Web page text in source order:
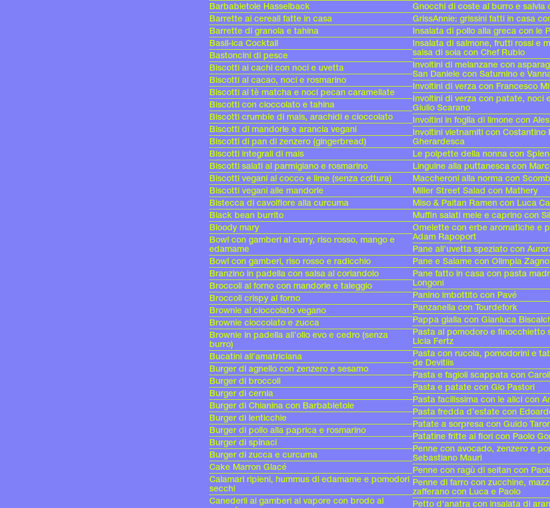
Barbabietole Hasselback
Barrette ai cereali fatte in casa
Barrette di granola e tahina
Basil-ica Cocktail
Bastoncini di pesce
Biscotti ai cachi con noci e uvetta
Biscotti al cacao, noci e rosmarino
Biscotti al tè matcha e noci pecan caramellate
Biscotti con cioccolato e tahina
Biscotti crumble di mais, arachidi e cioccolato
Biscotti di mandorle e arancia vegani
Biscotti di pan di zenzero (gingerbread)
Biscotti integrali di mais
Biscotti salati al parmigiano e rosmarino
Biscotti vegani al cocco e lime (senza cottura)
Biscotti vegani alle mandorle
Bistecca di cavolfiore alla curcuma
Black bean burrito
Bloody mary
Bowl con gamberi al curry, riso rosso, mango e
edamame
Bowl con gamberi, riso rosso e radicchio
Branzino in padella con salsa al coriandolo
Broccoli al forno con mandorle e taleggio
Broccoli crispy al forno
Brownie al cioccolato vegano
Brownie cioccolato e zucca
Brownie in padella all’olio evo e cedro (senza
burro)
Bucatini all’amatriciana
Burger di agnello con zenzero e sesamo
Burger di broccoli
Burger di cernia
Burger di Chianina con Barbabietole
Burger di lenticchie
Burger di pollo alla paprica e rosmarino
Burger di spinaci
Burger di zucca e curcuma
Cake Marron Glacé
Calamari ripieni, hummus di edamame e pomodori
secchi
Canederli ai gamberi al vapore con brodo al
Gnocchi di coste al burro e salvia
GrissAnnie: grissini fatti in casa
Insalata di pollo alla greca con le
Insalata di salmone, frutti rossi e
salsa di soia con Chef Rubio
Involtini di melanzane con
San Daniele con Saturnino e
Involtini di verza con Francesco
Involtini di verza con patate, noci
Giulio Scarano
Involtini in foglia di limone con
Involtini vietnamiti con Costantino
Gherardesca
Le polpette della nonna con
Linguine alla puttanesca con
Maccheroni alla norma con
Miller Street Salad con Mathery
Miso & Paitan Ramen con Luca
Muffin salati mele e caprino con
Omelette con erbe aromatiche e
Adam Rapoport
Pane all’uvetta speziato con
Pane e Salame con Olimpia
Pane fatto in casa con pasta
Longoni
Panino imbottito con Pavé
Panzanella con Tourdefork
Pappa gialla con Gianluca
Pasta al pomodoro e finocchietto
Licia Fertz
Pasta con rucola, pomodorini e
de Devitiis
Pasta e fagioli scappata con
Pasta e patate con Gio Pastori
Pasta facilissima con le alici con
Pasta fredda d’estate con
Patate a sorpresa con Guido
Patatine fritte ai fiori con Paolo
Penne con avocado, zenzero e
Sebastiano Mauri
Penne con ragù di seitan con
Penne di farro con zucchine,
zafferano con Luca e Paolo
Petto d'anatra con insalata di